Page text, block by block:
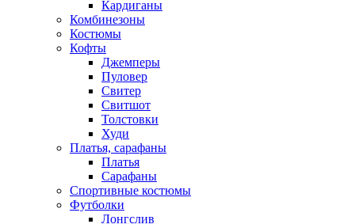
Кардиганы
Комбинезоны
Костюмы
Кофты
Джемперы
Пуловер
Свитер
Свитшот
Толстовки
Худи
Платья, сарафаны
Платья
Сарафаны
Спортивные костюмы
Футболки
Лонгслив